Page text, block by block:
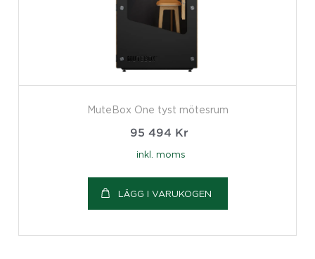
MuteBox One tyst mötesrum
95 494 Kr
inkl. moms
LÄGG I VARUKOGEN